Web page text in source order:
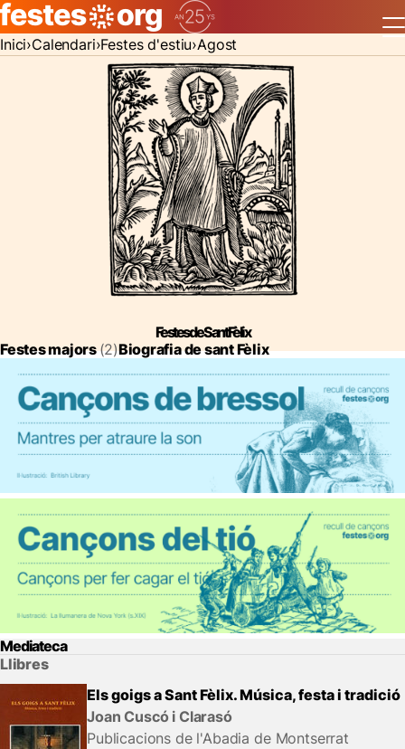
Inici Calendari Festes d'estiu Agost
Festes de Sant Fèlix
Festes majors(2)Biografia de sant Fèlix
Mediateca
Llibres
Els goigs a Sant Fèlix. Música, festa i tradició
Joan Cuscó i Clarasó
Publicacions de l'Abadia de Montserrat